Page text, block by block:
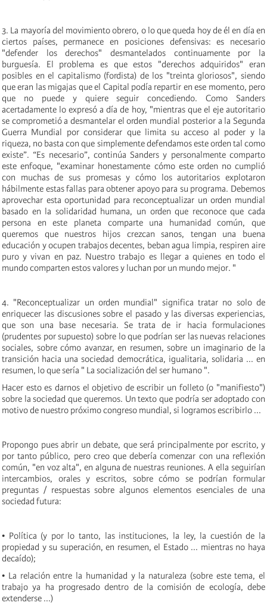
3. La mayoría del movimiento obrero, o lo que queda hoy de él en día en
ciertos países, permanece en posiciones defensivas: es necesario
"defender los derechos" desmantelados continuamente por la
burguesía. El problema es que estos "derechos adquiridos" eran
posibles en el capitalismo (fordista) de los "treinta gloriosos", siendo
que eran las migajas que el Capital podía repartir en ese momento, pero
que no puede y quiere seguir concediendo. Como Sanders
acertadamente lo expresó a día de hoy, "mientras que el eje autoritario
se comprometió a desmantelar el orden mundial posterior a la Segunda
Guerra Mundial por considerar que limita su acceso al poder y la
riqueza, no basta con que simplemente defendamos este orden tal como
existe”. “Es necesario”, continúa Sanders y personalmente comparto
este enfoque, "examinar honestamente cómo este orden no cumplió
con muchas de sus promesas y cómo los autoritarios explotaron
hábilmente estas fallas para obtener apoyo para su programa. Debemos
aprovechar esta oportunidad para reconceptualizar un orden mundial
basado en la solidaridad humana, un orden que reconoce que cada
persona en este planeta comparte una humanidad común, que
queremos que nuestros hijos crezcan sanos, tengan una buena
educación y ocupen trabajos decentes, beban agua limpia, respiren aire
puro y vivan en paz. Nuestro trabajo es llegar a quienes en todo el
mundo comparten estos valores y luchan por un mundo mejor. "
4. "Reconceptualizar un orden mundial" significa tratar no solo de
enriquecer las discusiones sobre el pasado y las diversas experiencias,
que son una base necesaria. Se trata de ir hacia formulaciones
(prudentes por supuesto) sobre lo que podrían ser las nuevas relaciones
sociales, sobre cómo avanzar, en resumen, sobre un imaginario de la
transición hacia una sociedad democrática, igualitaria, solidaria ... en
resumen, lo que sería " La socialización del ser humano ".
Hacer esto es darnos el objetivo de escribir un folleto (o "manifiesto")
sobre la sociedad que queremos. Un texto que podría ser adoptado con
motivo de nuestro próximo congreso mundial, si logramos escribirlo ...
Propongo pues abrir un debate, que será principalmente por escrito, y
por tanto público, pero creo que debería comenzar con una reflexión
común, "en voz alta", en alguna de nuestras reuniones. A ella seguirían
intercambios, orales y escritos, sobre cómo se podrían formular
preguntas / respuestas sobre algunos elementos esenciales de una
sociedad futura:
• Política (y por lo tanto, las instituciones, la ley, la cuestión de la
propiedad y su superación, en resumen, el Estado ... mientras no haya
decaído);
• La relación entre la humanidad y la naturaleza (sobre este tema, el
trabajo ya ha progresado dentro de la comisión de ecología, debe
extenderse ...)